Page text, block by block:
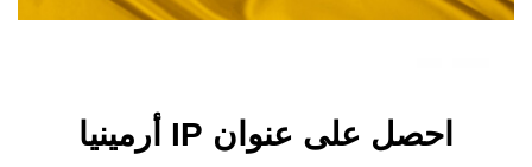
احصل على عنوان IP أرمينيا